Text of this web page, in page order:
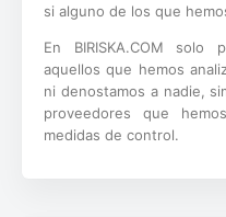
si alguno de los que
En BIRISKA.COM
aquellos que hemos
ni denostamos a nadie,
proveedores que
medidas de control.